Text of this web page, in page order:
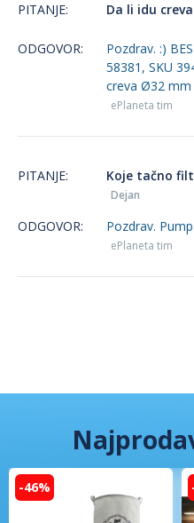
PITANJE: Da li idu
ODGOVOR:
Pozdrav. :)
58381, SKU
creva Ø32 mm
ePlaneta tim
PITANJE: Koje tačno
Dejan
ODGOVOR: Pozdrav.
ePlaneta tim
-46%